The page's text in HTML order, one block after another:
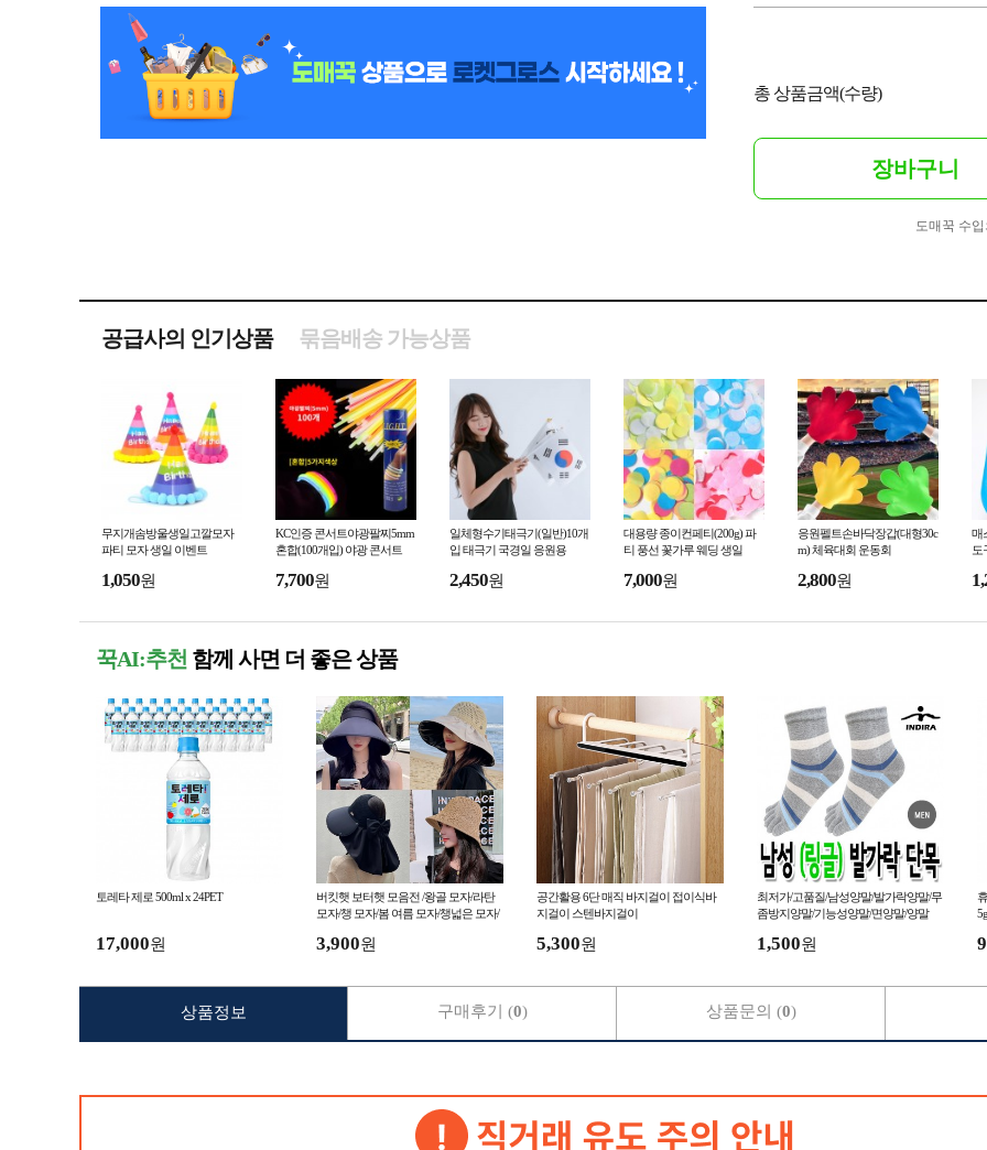
총 상품금액(수량)
장바구니
도매꾹 수
공급사의 인기상품 묶음배송 가능상품
무지개솜방울생일고깔모자
파티 모자 생일 이벤트
1,050원
KC인증 콘서트야광팔찌5mm
혼합(100개입) 야광 콘서트
7,700원
일체형수기태극기(일반)10개
입 태극기 국경일 응원용
2,450원
대용량 종이컨페티(200g) 파
티 풍선 꽃가루 웨딩 생일
7,000원
응원펠트손바닥장갑(대형30c
m) 체육대회 운동회
2,800원
매
도
꾹AI:추천 함께 사면 더 좋은 상품
토레타 제로 500ml x 24PET
17,000원
버킷햇 보터햇 모음전 /왕골 모자/라탄
모자/챙 모자/봄 여름 모자/챙넓은 모자/
3,900원
공간활용 6단 매직 바지걸이 접이식바
지걸이 스텐바지걸이
5,300원
최저가/고품질/남성양말/발가락양말/무
좀방지양말/기능성양말/면양말/양말
1,500원
상품정보 구매후기 (0) 상품문의 (0)